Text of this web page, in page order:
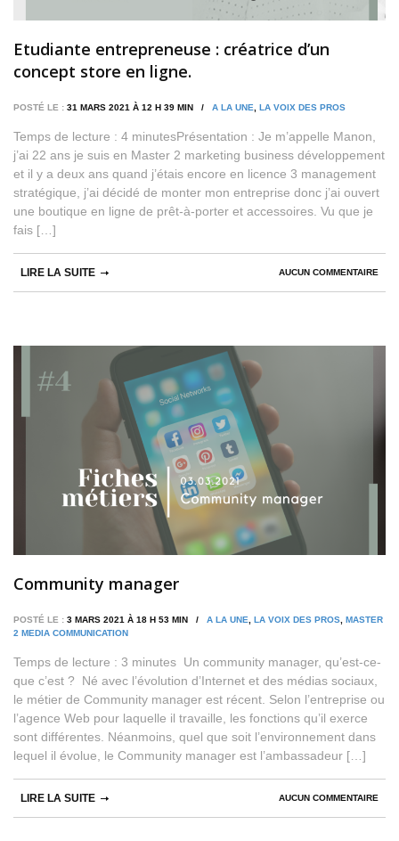
Etudiante entrepreneuse : créatrice d’un
concept store en ligne.
POSTÉ LE : 31 MARS 2021 À 12 H 39 MIN / A LA UNE LA VOIX DES PROS
Temps de lecture : 4 minutesPrésentation : Je m’appelle Manon,
j’ai 22 ans je suis en Master 2 marketing business développement
et il y a deux ans quand j’étais encore en licence 3 management
stratégique, j’ai décidé de monter mon entreprise donc j’ai ouvert
une boutique en ligne de prêt-à-porter et accessoires. Vu que je
fais […]
AUCUN COMMENTAIRE
LIRE LA SUITE
Community manager
POSTÉ LE : 3 MARS 2021 À 18 H 53 MIN / A LA UNE LA VOIX DES PROS MASTER
2 MEDIA COMMUNICATION
Temps de lecture : 3 minutes Un community manager, qu’est-ce-
que c’est ? Né avec l’évolution d’Internet et des médias sociaux,
le métier de Community manager est récent. Selon l’entreprise ou
l’agence Web pour laquelle il travaille, les fonctions qu’il exerce
sont différentes. Néanmoins, quel que soit l’environnement dans
lequel il évolue, le Community manager est l’ambassadeur […]
AUCUN COMMENTAIRE
LIRE LA SUITE